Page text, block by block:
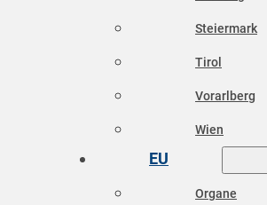
Steiermark
Tirol
Vorarlberg
Wien
EU
Organe